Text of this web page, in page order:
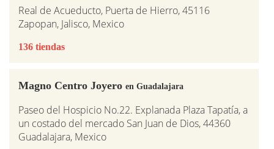
Real de Acueducto, Puerta de Hierro, 45116
Zapopan, Jalisco, Mexico
136 tiendas
Magno Centro Joyero en Guadalajara
Paseo del Hospicio No.22. Explanada Plaza Tapatía, a
un costado del mercado San Juan de Dios, 44360
Guadalajara, Mexico